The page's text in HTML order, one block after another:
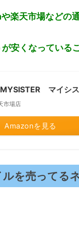
楽天市場などの
安くなっている
MYSISTER マイシ
市場店
Amazonを見る
を売ってる